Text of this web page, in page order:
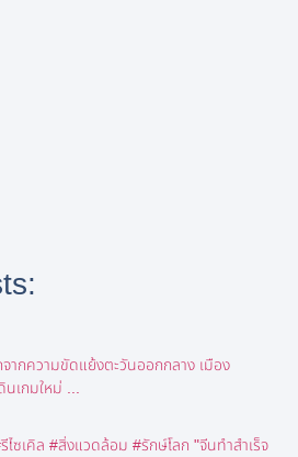
ากความขัดแย้งตะวันออกกลาง เมือง
เกมใหม่ ...
ซเคิล #สิ่งแวดล้อม #รักษ์โลก "จีนทำสำเร็จ